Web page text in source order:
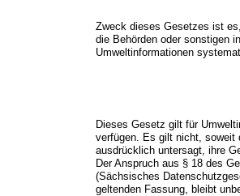
Zweck dieses Gesetzes ist
die Behörden oder sonstigen
Umweltinformationen
Dieses Gesetz gilt für
verfügen. Es gilt nicht, soweit
ausdrücklich untersagt, ihre
Der Anspruch aus § 18 des
(Sächsisches
geltenden Fassung, bleibt